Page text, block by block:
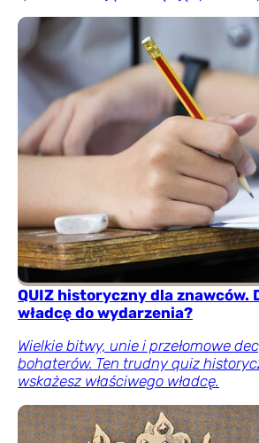
QUIZ historyczny dla znawców.
władcę do wydarzenia?
Wielkie bitwy, unie i przełomowe
bohaterów. Ten trudny quiz
wskażesz właściwego władcę.